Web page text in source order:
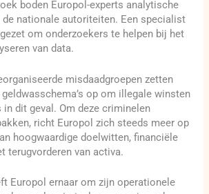
boden Europol-experts analytische
de nationale autoriteiten. Een specialist
om onderzoekers te helpen bij het
van data.
misdaadgroepen zetten
op om illegale winsten
in dit geval. Om deze criminelen
richt Europol zich steeds meer op
hoogwaardige doelwitten, financiële
terugvorderen van activa.
Europol ernaar om zijn operationele